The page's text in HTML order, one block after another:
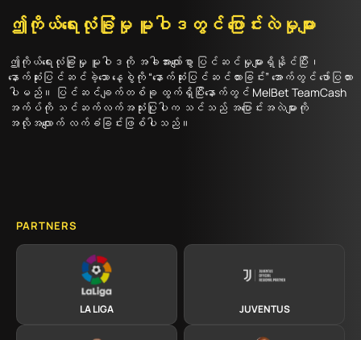
ဤကိုယ်ရေးလုံခြုံမှု မူဝါဒတွင် ပြောင်းလဲမှုများ
ဤကိုယ်ရေးလုံခြုံမှု မူဝါဒကို အခါအားလျော်စွာ ပြင်ဆင်မှုများရှိနိုင်ပြီး၊
နောက်ဆုံးပြင်ဆင်ခဲ့သော နေ့စွဲကို “နောက်ဆုံးပြင်ဆင်ထားခြင်း” အောက်တွင် ဖော်ပြထား
ပါမည်။ ပြင်ဆင်ချက်တစ်ခု ထွက်ရှိပြီးနောက်တွင် MelBet TeamCash
အက်ပ်ကို သင်ဆက်လက်အသုံးပြုပါက သင်သည် အပြောင်းအလဲများကို
အလိုအလျောက် လက်ခံခြင်းဖြစ်ပါသည်။
PARTNERS
LA LIGA JUVENTUS